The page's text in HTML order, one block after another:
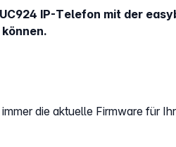
IP-Telefon mit der
die aktuelle Firmware für Ihr